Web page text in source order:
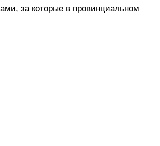
за которые в провинциальном